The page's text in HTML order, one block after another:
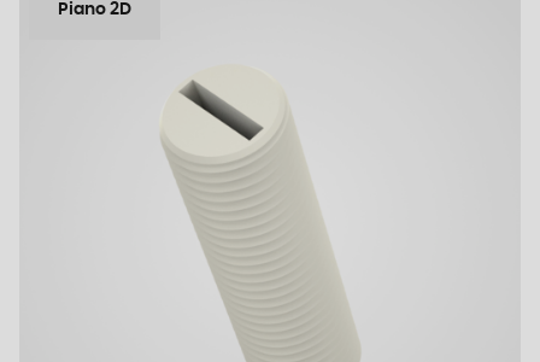
Piano 2D